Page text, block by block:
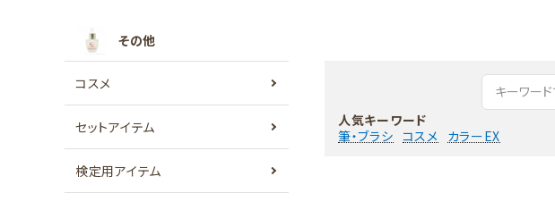
その他
コスメ
セットアイテム
検定用アイテム
人気キーワード
筆・ブラシ コスメ カラーEX